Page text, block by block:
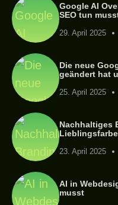
Google AI
SEO tun
29. April 2025
Die neue
geändert hat
25. April 2025
Nachhaltiges
23. April 2025
AI in
musst